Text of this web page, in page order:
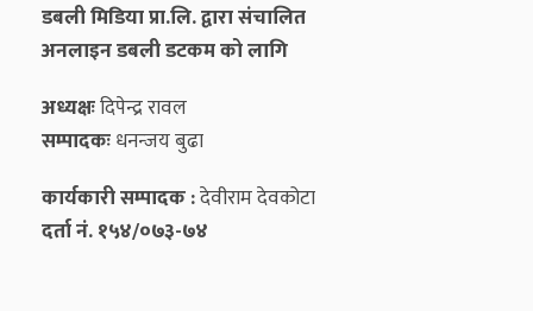
डबली मिडिया प्रा.लि. द्वारा संचालित
अनलाइन डबली डटकम को लागि
अध्यक्षःदिपेन्द्र रावल
सम्पादकःधनन्‍जय बुढा
कार्यकारी सम्पादक :देवीराम देवकोटा
दर्ता नं. १५४/०७३-७४